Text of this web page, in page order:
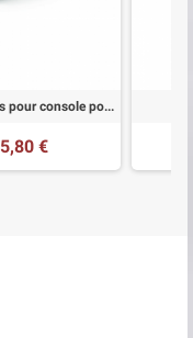
Paire tulipes pour console polyréno lames de 8 mm
5,80 €